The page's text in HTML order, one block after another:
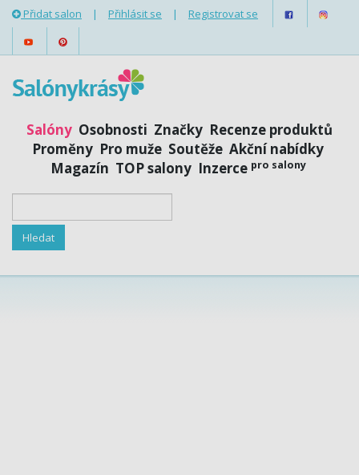
Přidat salon | Přihlásit se | Registrovat se
Salóny Osobnosti Značky Recenze produktů
Proměny Pro muže Soutěže Akční nabídky
Magazín TOP salony Inzerce pro salony